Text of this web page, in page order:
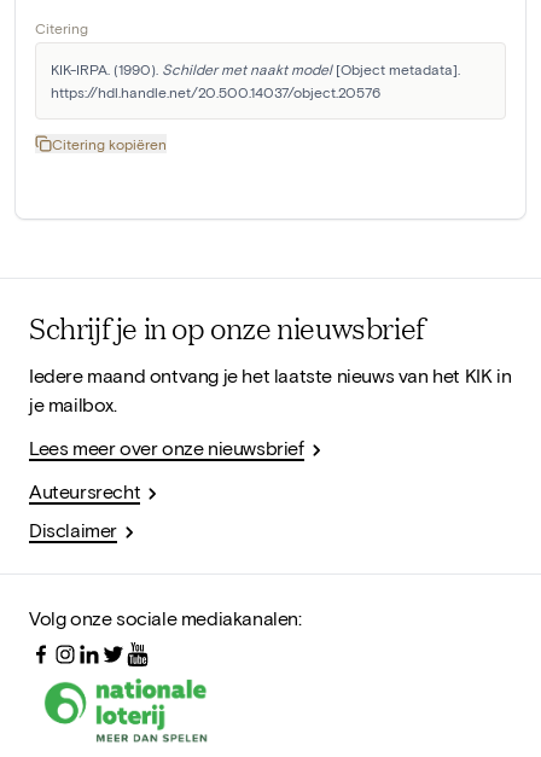
Citering
KIK-IRPA. (1990). Schilder met naakt model [Object metadata].
https://hdl.handle.net/20.500.14037/object.20576
Citering kopiëren
Schrijf je in op onze nieuwsbrief
Iedere maand ontvang je het laatste nieuws van het KIK in
je mailbox.
Lees meer over onze nieuwsbrief
Auteursrecht
Disclaimer
Volg onze sociale mediakanalen: